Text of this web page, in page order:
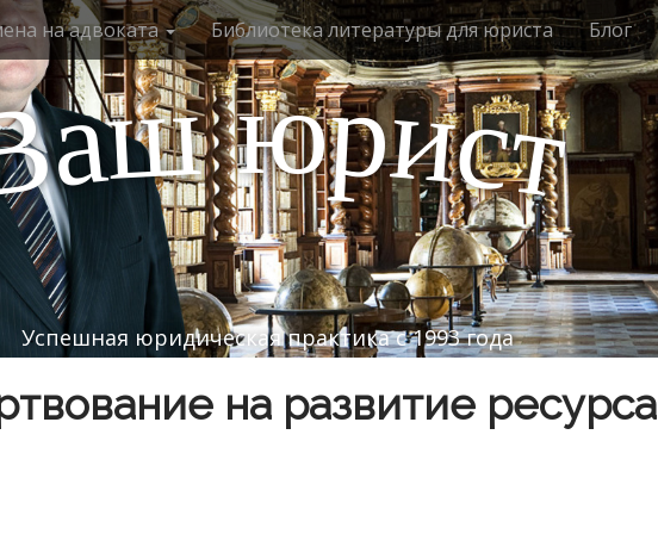
на адвоката Библиотека литературы для юриста Блог
аш юрист
Успешная юридическая практика с 1993 года
на развитие ресурса